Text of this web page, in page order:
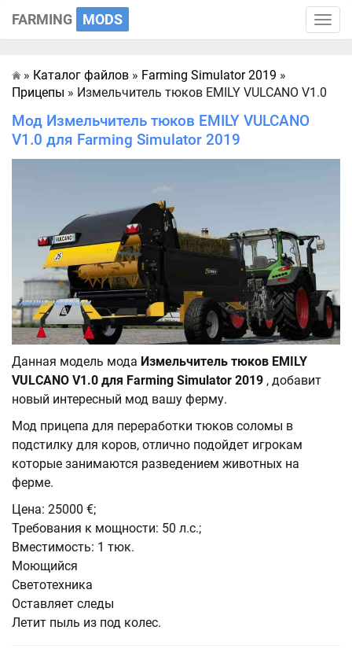
Toggle
FARMING MODS
Главная
» Каталог файлов » Farming Simulator 2019 »
Прицепы » Измельчитель тюков EMILY VULCANO V1.0
Мод Измельчитель тюков EMILY VULCANO
V1.0 для Farming Simulator 2019
Данная модель мода Измельчитель тюков EMILY
VULCANO V1.0 для Farming Simulator 2019 , добавит
новый интересный мод вашу ферму.
Мод прицепа для переработки тюков соломы в
подстилку для коров, отлично подойдет игрокам
которые занимаются разведением животных на
ферме.
Цена: 25000 €;
Требования к мощности: 50 л.с.;
Вместимость: 1 тюк.
Моющийся
Светотехника
Оставляет следы
Летит пыль из под колес.